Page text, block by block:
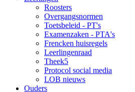
Roosters
Overgangsnormen
Toetsbeleid - PT's
Examenzaken - PTA's
Frencken huisregels
Leerlingenraad
Theek5
Protocol social media
LOB nieuws
Ouders